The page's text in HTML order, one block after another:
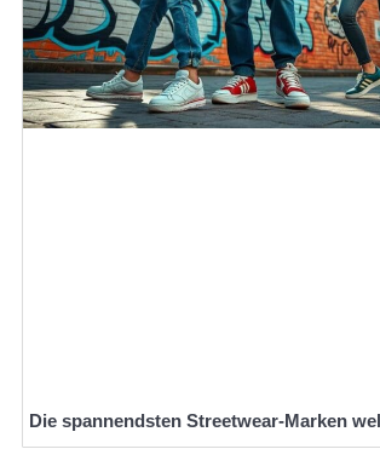
Die spannendsten Streetwear-Marken